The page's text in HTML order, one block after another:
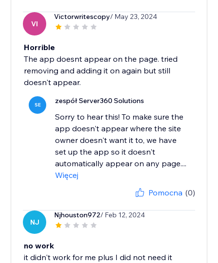
VI
Victorwritescopy/ May 23, 2024
Horrible
The app doesnt appear on the page. tried
removing and adding it on again but still
doesn't appear.
SE zespół Server360 Solutions
Sorry to hear this! To make sure the
app doesn't appear where the site
owner doesn't want it to, we have
set up the app so it doesn't
automatically appear on any page....
Więcej
Pomocna (0)
NJ
Njhouston972/ Feb 12, 2024
no work
it didn't work for me plus I did not need it